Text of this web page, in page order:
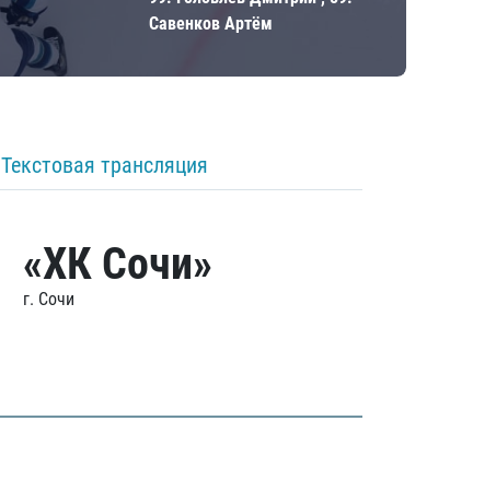
Савенков Артём
Текстовая трансляция
«ХК Сочи»
г. Сочи